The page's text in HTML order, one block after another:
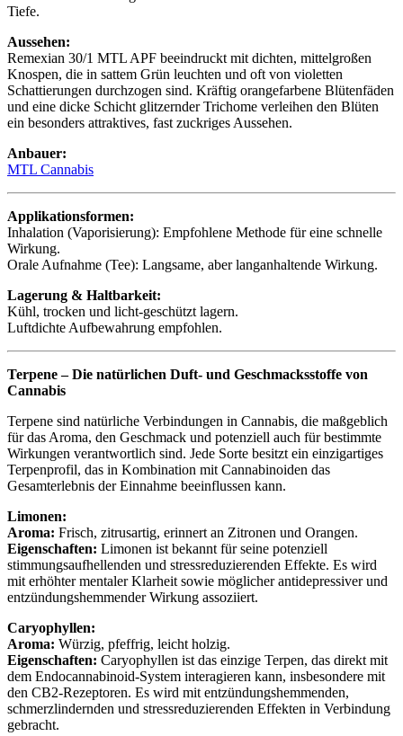
Tiefe.
Aussehen:
Remexian 30/1 MTL APF beeindruckt mit dichten, mittelgroßen
Knospen, die in sattem Grün leuchten und oft von violetten
Schattierungen durchzogen sind. Kräftig orangefarbene Blütenfäden
und eine dicke Schicht glitzernder Trichome verleihen den Blüten
ein besonders attraktives, fast zuckriges Aussehen.
Anbauer:
MTL Cannabis
Applikationsformen:
Inhalation (Vaporisierung): Empfohlene Methode für eine schnelle
Wirkung.
Orale Aufnahme (Tee): Langsame, aber langanhaltende Wirkung.
Lagerung & Haltbarkeit:
Kühl, trocken und licht-geschützt lagern.
Luftdichte Aufbewahrung empfohlen.
Terpene – Die natürlichen Duft- und Geschmacksstoffe von
Cannabis
Terpene sind natürliche Verbindungen in Cannabis, die maßgeblich
für das Aroma, den Geschmack und potenziell auch für bestimmte
Wirkungen verantwortlich sind. Jede Sorte besitzt ein einzigartiges
Terpenprofil, das in Kombination mit Cannabinoiden das
Gesamterlebnis der Einnahme beeinflussen kann.
Limonen:
Aroma: Frisch, zitrusartig, erinnert an Zitronen und Orangen.
Eigenschaften: Limonen ist bekannt für seine potenziell
stimmungsaufhellenden und stressreduzierenden Effekte. Es wird
mit erhöhter mentaler Klarheit sowie möglicher antidepressiver und
entzündungshemmender Wirkung assoziiert.
Caryophyllen:
Aroma: Würzig, pfeffrig, leicht holzig.
Eigenschaften: Caryophyllen ist das einzige Terpen, das direkt mit
dem Endocannabinoid-System interagieren kann, insbesondere mit
den CB2-Rezeptoren. Es wird mit entzündungshemmenden,
schmerzlindernden und stressreduzierenden Effekten in Verbindung
gebracht.